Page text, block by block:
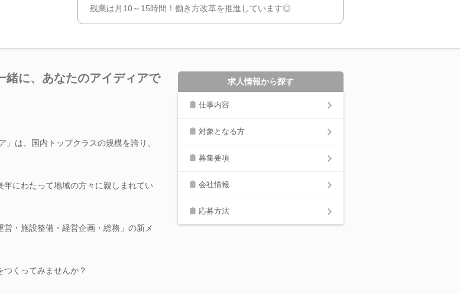
残業は月10～15時間！働き方改革を推進しています◎
に、あなたのアイディアで
は、国内トップクラスの規模を誇り、
にわたって地域の方々に親しまれてい
・施設整備・経営企画・総務」の新メ
くってみませんか？
求人情報から探す
仕事内容
対象となる方
募集要項
会社情報
応募方法